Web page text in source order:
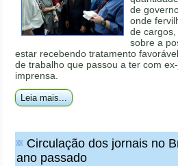
de
onde
de
sobre a
estar recebendo tratamento
de trabalho que passou a ter com
imprensa.
Leia mais...
Circulação dos jornais no
ano passado